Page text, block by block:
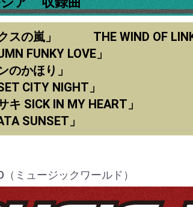
スの嵐」 THE WIND OF
FUNKY LOVE」
のかほり」
CITY NIGHT」
キ SICK IN MY HEART」
SUNSET」
（ミュージックワールド）